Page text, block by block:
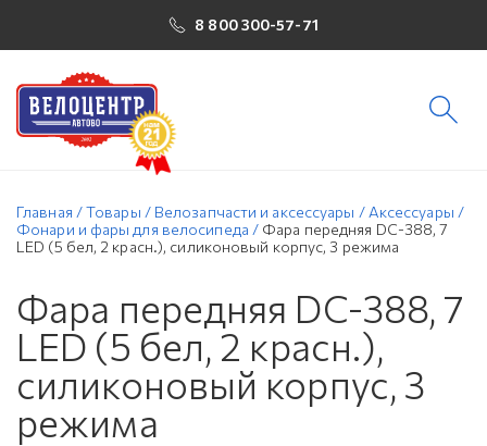
8 800 300-57-71
Главная /Товары / Велозапчасти и аксессуары / Аксессуары /
Фонари и фары для велосипеда / Фара передняя DC-388, 7
LED (5 бел, 2 красн.), силиконовый корпус, 3 режима
Фара передняя DC-388, 7
LED (5 бел, 2 красн.),
силиконовый корпус, 3
режима